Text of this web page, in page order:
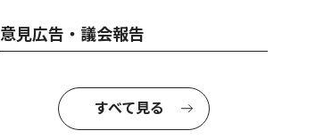
意見広告・議会報告
すべて見る